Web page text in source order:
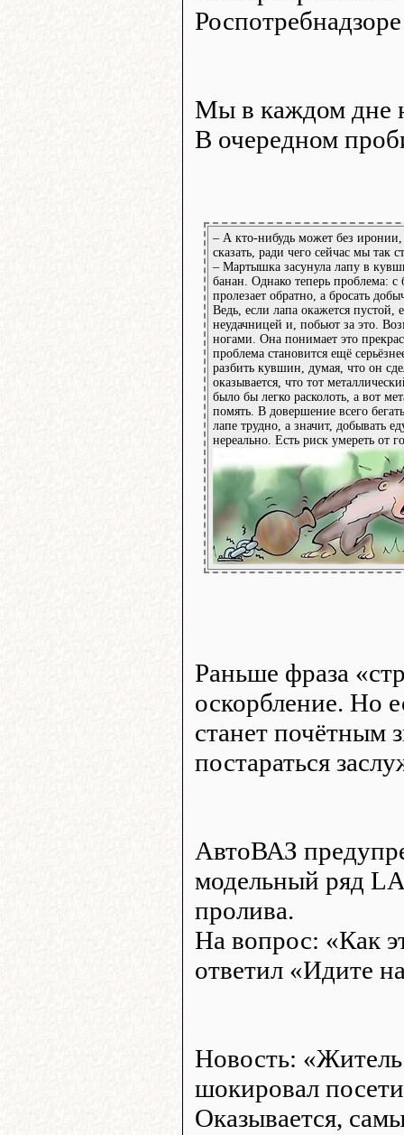
Мы в каждом дне
В очередном
– А кто-нибудь может без иронии,
сказать, ради чего сейчас мы так
– Мартышка засунула лапу в
банан. Однако теперь проблема: с
пролезает обратно, а бросать
Ведь, если лапа окажется пустой,
неудачницей и, побьют за это.
ногами. Она понимает это
проблема становится ещё
разбить кувшин, думая, что он
оказывается, что тот
было бы легко расколоть, а вот
помять. В довершение всего
лапе трудно, а значит, добывать
нереально. Есть риск умереть от
Раньше фраза
оскорбление. Но
станет почётным
постараться
АвтоВАЗ
модельный ряд
пролива.
На вопрос: «Как
ответил «Идите
Новость:
шокировал
Оказывается,